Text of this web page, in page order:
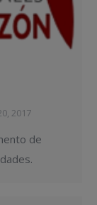
2017
de